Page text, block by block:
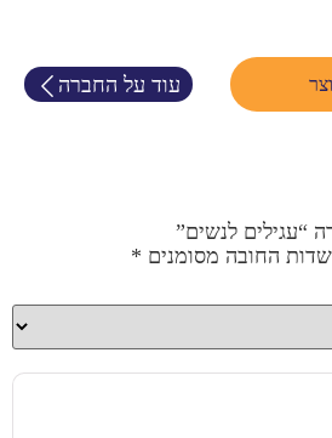
עוד על החברה
“עגילים לנשים”
שדות החובה מסומנים *